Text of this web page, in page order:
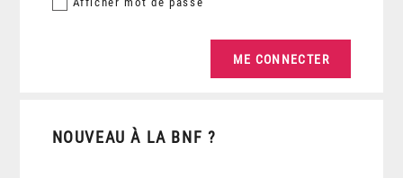
NOUVEAU À LA BNF ?